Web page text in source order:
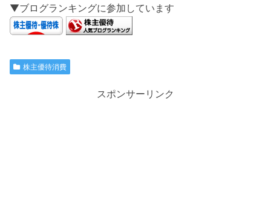
▼ブログランキングに参加しています
株主優待消費
スポンサーリンク